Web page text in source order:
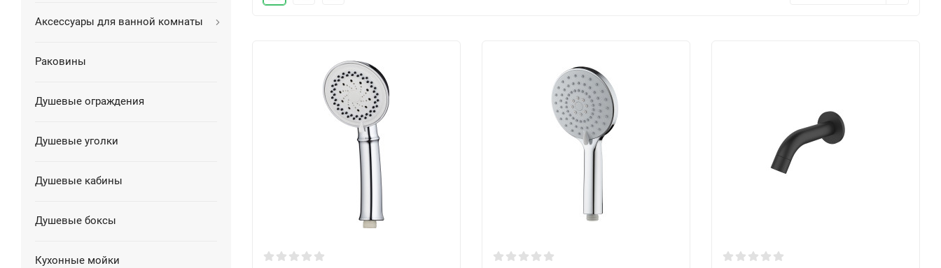
Аксессуары для ванной комнаты
Раковины
Душевые ограждения
Душевые уголки
Душевые кабины
Душевые боксы
Кухонные мойки